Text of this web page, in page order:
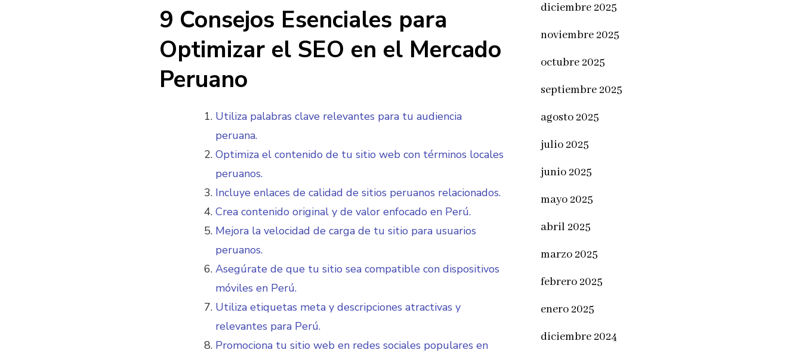
9 Consejos Esenciales para
Optimizar el SEO en el Mercado
Peruano
Utiliza palabras clave relevantes para tu audiencia
peruana.
Optimiza el contenido de tu sitio web con términos locales
peruanos.
Incluye enlaces de calidad de sitios peruanos relacionados.
Crea contenido original y de valor enfocado en Perú.
Mejora la velocidad de carga de tu sitio para usuarios
peruanos.
Asegúrate de que tu sitio sea compatible con dispositivos
móviles en Perú.
Utiliza etiquetas meta y descripciones atractivas y
relevantes para Perú.
Promociona tu sitio web en redes sociales populares en
diciembre 2025
noviembre 2025
octubre 2025
septiembre 2025
agosto 2025
julio 2025
junio 2025
mayo 2025
abril 2025
marzo 2025
febrero 2025
enero 2025
diciembre 2024